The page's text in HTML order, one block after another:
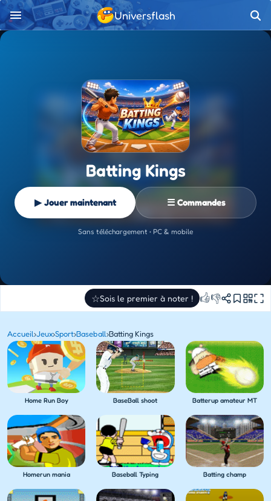
Universflash
Batting Kings
▶ Jouer maintenant ☰ Commandes
Sans téléchargement • PC & mobile
☆Sois le premier à noter ! 👍👎
Accueil›Jeux›Sport›Baseball›Batting Kings
Home Run Boy BaseBall shoot Batterup amateur MT
Homerun mania Baseball Typing Batting champ